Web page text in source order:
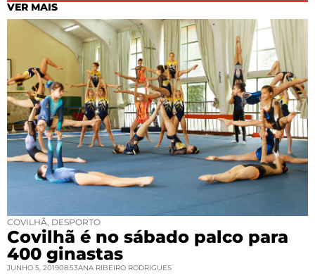
VER MAIS
COVILHÃ, DESPORTO
Covilhã é no sábado palco para
400 ginastas
JUNHO 5, 201908:53ANA RIBEIRO RODRIGUES